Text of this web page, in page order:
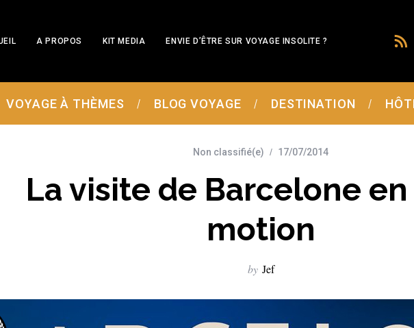
A PROPOS KIT MEDIA ENVIE D’ÊTRE SUR VOYAGE INSOLITE ?
VOYAGE À THÈMES BLOG VOYAGE DESTINATION
Non classifié(e) 17/07/2014
La visite de Barcelone
motion
by Jef